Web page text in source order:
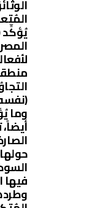
يُؤكِّد
وما